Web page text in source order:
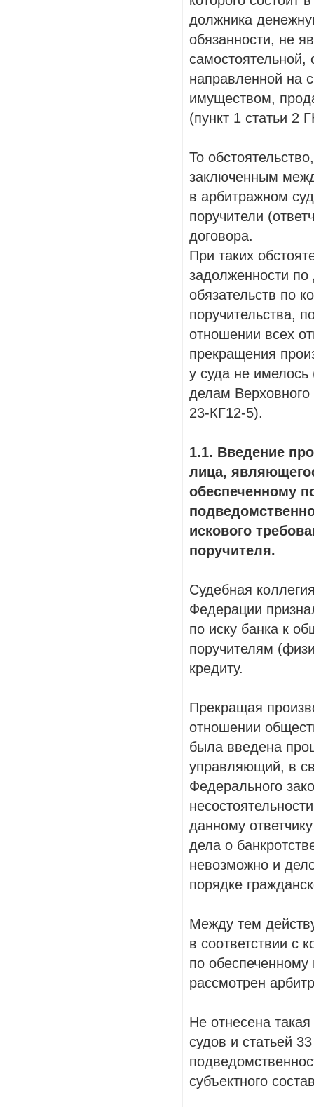
должника
обязанности, не
самостоятельной,
направленной на
имуществом,
(пункт 1 статьи 2
То
заключенным
в арбитражном
поручители
договора.
При таких
задолженности по
обязательств по
поручительства,
отношении всех
прекращения
у суда не
делам
23-КГ12-5).
1.1. Введение
лица,
обеспеченному
искового
поручителя.
Судебная
Федерации
по иску банка к
поручителям
кредиту.
Прекращая
отношении
была введена
управляющий, в
Федерального
данному
дела о
невозможно и
порядке
Между тем
в соответствии с
по обеспеченному
рассмотрен
Не отнесена
судов и статьей
субъектного